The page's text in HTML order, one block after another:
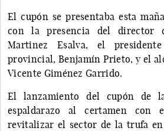
El cupón se presentaba esta
con la presencia del director
Martinez Esalva, el
provincial, Benjamín Prieto, y el
Vicente Giménez Garrido.
El lanzamiento del cupón de
espaldarazo al certamen
revitalizar el sector de la trufa